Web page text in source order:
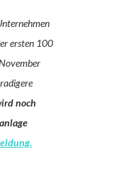
ersten 100
noch